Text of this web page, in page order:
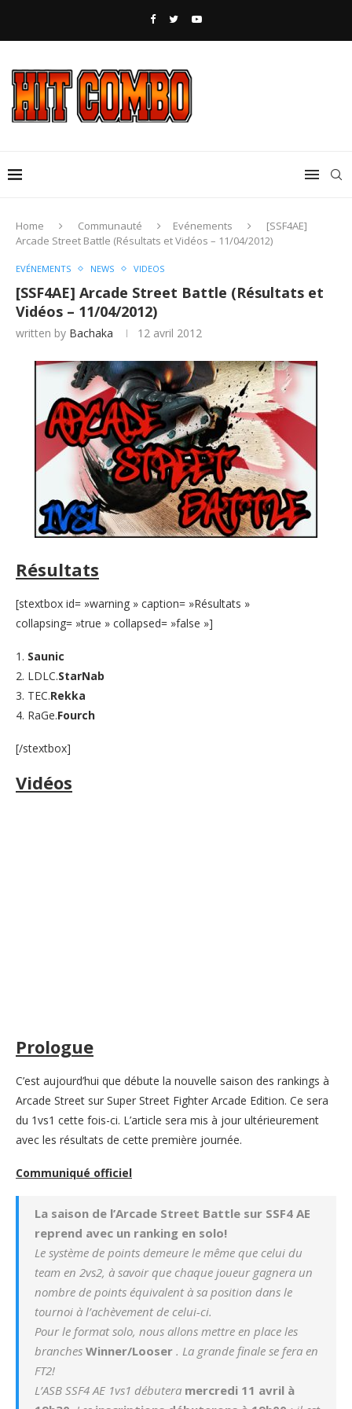
Home Communauté Evénements
[SSF4AE]
Arcade Street Battle (Résultats et Vidéos – 11/04/2012)
EVÉNEMENTS NEWS VIDEOS
[SSF4AE] Arcade Street Battle (Résultats et
Vidéos – 11/04/2012)
written by Bachaka 12 avril 2012
Résultats
[stextbox id= »warning » caption= »Résultats »
collapsing= »true » collapsed= »false »]
1. Saunic
2. LDLC.StarNab
3. TEC.Rekka
4. RaGe.Fourch
[/stextbox]
Vidéos
Prologue
C’est aujourd’hui que débute la nouvelle saison des rankings à
Arcade Street sur Super Street Fighter Arcade Edition. Ce sera
du 1vs1 cette fois-ci. L’article sera mis à jour ultérieurement
avec les résultats de cette première journée.
Communiqué officiel
La saison de l’Arcade Street Battle sur SSF4 AE
reprend avec un ranking en solo!
Le système de points demeure le même que celui du
team en 2vs2, à savoir que chaque joueur gagnera un
nombre de points équivalent à sa position dans le
tournoi à l’achèvement de celui-ci.
Pour le format solo, nous allons mettre en place les
branches Winner/Looser . La grande finale se fera en
FT2!
L’ASB SSF4 AE 1vs1 débutera mercredi 11 avril à